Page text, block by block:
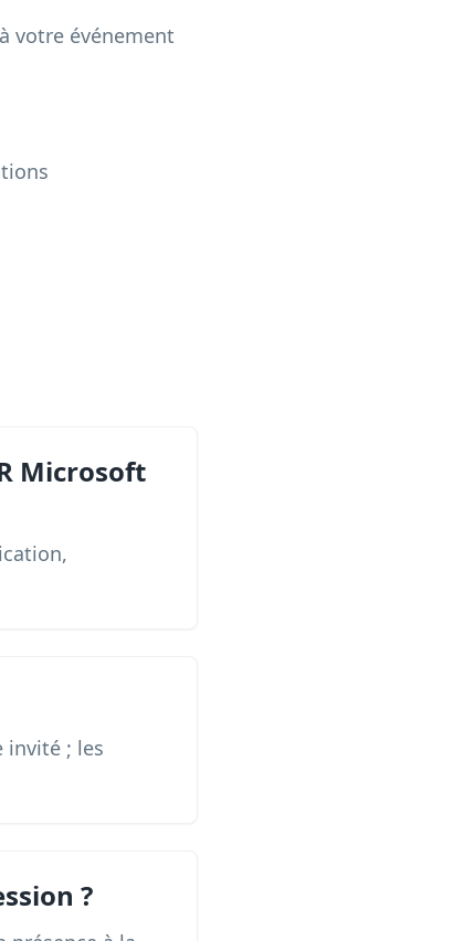
votre événement
Microsoft
invité ; les
?